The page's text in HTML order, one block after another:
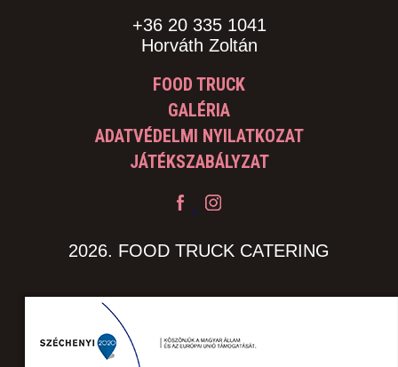
+36 20 335 1041
Horváth Zoltán
FOOD TRUCK
GALÉRIA
ADATVÉDELMI NYILATKOZAT
JÁTÉKSZABÁLYZAT
2026. FOOD TRUCK CATERING